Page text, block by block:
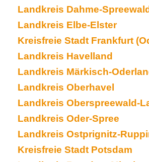
Landkreis Dahme-Spreewald
Landkreis Elbe-Elster
Kreisfreie Stadt Frankfurt
Landkreis Havelland
Landkreis Märkisch-
Landkreis Oberhavel
Landkreis Oberspreewald-
Landkreis Oder-Spree
Landkreis Ostprignitz-
Kreisfreie Stadt Potsdam